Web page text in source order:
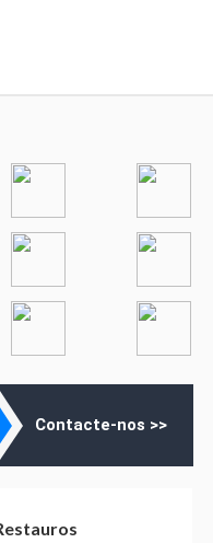
Contacte-nos >>